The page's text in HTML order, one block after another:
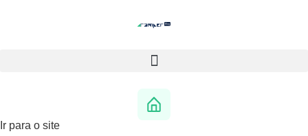
Ir para o site